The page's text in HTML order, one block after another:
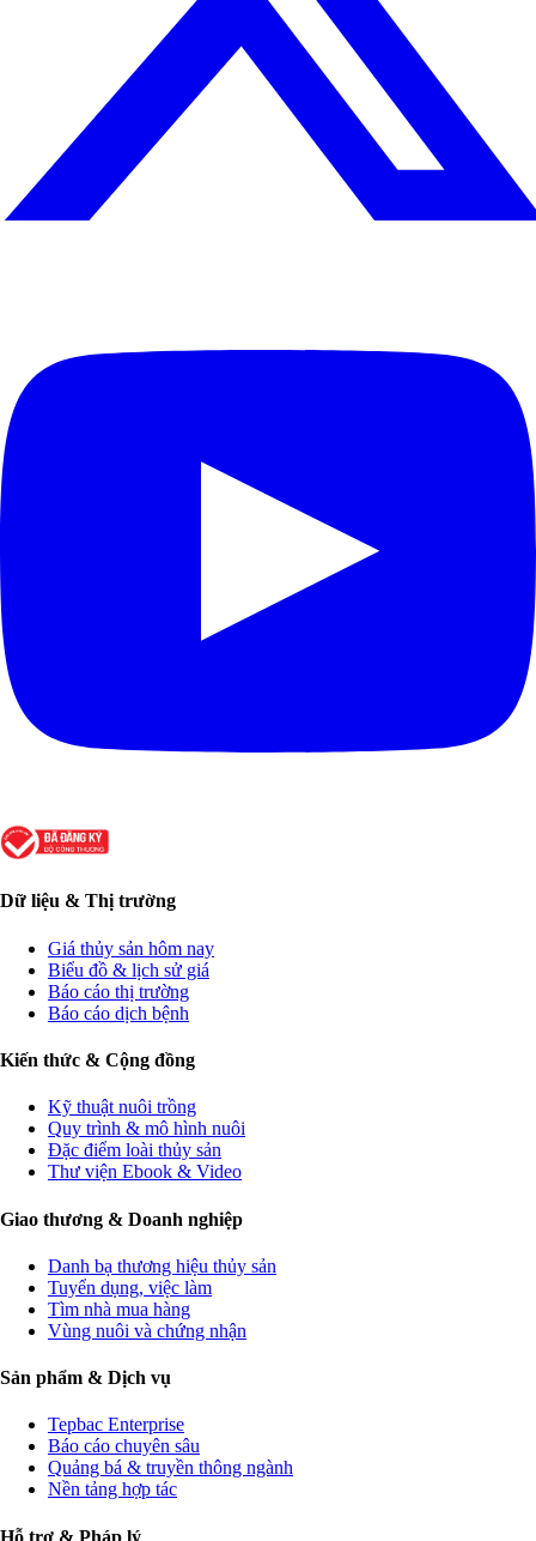
Dữ liệu & Thị trường
Giá thủy sản hôm nay
Biểu đồ & lịch sử giá
Báo cáo thị trường
Báo cáo dịch bệnh
Kiến thức & Cộng đồng
Kỹ thuật nuôi trồng
Quy trình & mô hình nuôi
Đặc điểm loài thủy sản
Thư viện Ebook & Video
Giao thương & Doanh nghiệp
Danh bạ thương hiệu thủy sản
Tuyển dụng, việc làm
Tìm nhà mua hàng
Vùng nuôi và chứng nhận
Sản phẩm & Dịch vụ
Tepbac Enterprise
Báo cáo chuyên sâu
Quảng bá & truyền thông ngành
Nền tảng hợp tác
Hỗ trợ & Pháp lý